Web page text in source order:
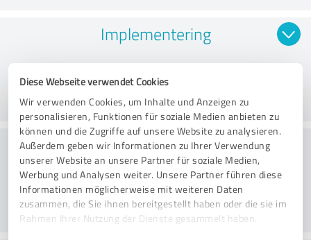
Diese Webseite verwendet Cookies
Wir verwenden Cookies, um Inhalte und Anzeigen zu
personalisieren, Funktionen für soziale Medien anbieten zu
können und die Zugriffe auf unsere Website zu analysieren.
Außerdem geben wir Informationen zu Ihrer Verwendung
unserer Website an unsere Partner für soziale Medien,
Werbung und Analysen weiter. Unsere Partner führen diese
Informationen möglicherweise mit weiteren Daten
zusammen, die Sie ihnen bereitgestellt haben oder die sie im
Rahmen Ihrer Nutzung der Dienste gesammelt haben.
Implementering
Rådgivning